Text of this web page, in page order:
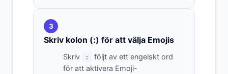
3
Skriv kolon (:) för att välja Emojis
Skriv :
följt av ett engelskt ord
för att aktivera Emoji-